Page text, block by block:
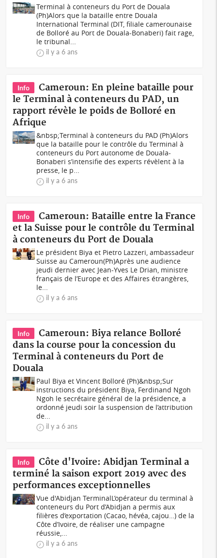
Terminal à conteneurs du Port de Douala
(Ph)Alors que la bataille entre Douala
International Terminal (DIT, filiale camerounaise
de Bolloré au Port de Douala-Bonaberi) fait rage,
le tribunal...
il y a 6 ans
Info
Cameroun: En pleine bataille pour
le Terminal à conteneurs du PAD, un
rapport révèle le poids de Bolloré en
Afrique
&nbsp;Terminal à conteneurs du PAD (Ph)Alors
que la bataille pour le contrôle du Terminal à
conteneurs du Port autonome de Douala-
Bonaberi s’intensifie des experts révèlent à la
presse, le p...
il y a 6 ans
Info
Cameroun: Bataille entre la France
et la Suisse pour le contrôle du Terminal
à conteneurs du Port de Douala
Le président Biya et Pietro Lazzeri, ambassadeur
Suisse au Cameroun(Ph)Après une audience
jeudi dernier avec Jean-Yves Le Drian, ministre
français de l’Europe et des Affaires étrangères,
le...
il y a 6 ans
Info
Cameroun: Biya relance Bolloré
dans la course pour la concession du
Terminal à conteneurs du Port de
Douala
Paul Biya et Vincent Bolloré (Ph)&nbsp;Sur
instructions du président Biya, Ferdinand Ngoh
Ngoh le secrétaire général de la présidence, a
ordonné jeudi soir la suspension de l’attribution
de...
il y a 6 ans
Info
Côte d'Ivoire: Abidjan Terminal a
terminé la saison export 2019 avec des
performances exceptionnelles
Vue d'Abidjan TerminalL’opérateur du terminal à
conteneurs du Port d’Abidjan a permis aux
filières d’exportation (Cacao, hévéa, cajou…) de la
Côte d’Ivoire, de réaliser une campagne
réussie,...
il y a 6 ans